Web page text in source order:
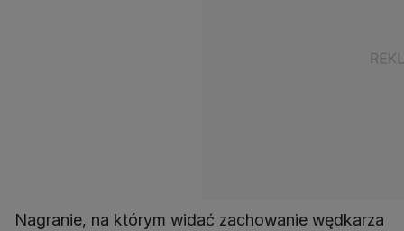
Nagranie, na którym widać zachowanie wędkarza